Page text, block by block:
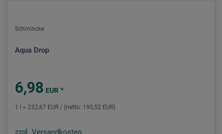
Schmincke
Aqua Drop
6,98 EUR *
1 l = 232,67 EUR / (netto: 195,52 EUR)
zzgl. Versandkosten